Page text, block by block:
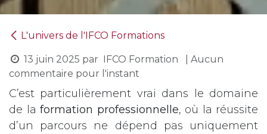
L'univers de l'IFCO Formations
13 juin 2025 par IFCO Formation
| Aucun
commentaire pour l'instant
C’est particulièrement vrai dans le domaine
de la formation professionnelle, où la réussite
d’un parcours ne dépend pas uniquement